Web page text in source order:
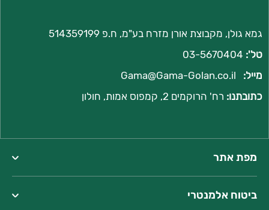
גמא גולן, מקבוצת אורן מזרח בע"מ, ח.פ 514359199
טל': 03-5670404
מייל:
Gama@Gama-Golan.co.il
כתובתנו: רח' הרוקמים 2, קמפוס אמות, חולון
מפת אתר
ביטוח אלמנטרי